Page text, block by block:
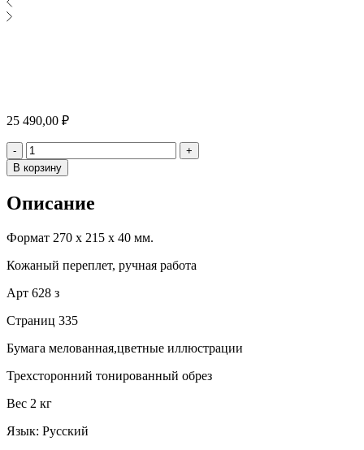
25 490,00 ₽
- Количество
+
В корзину
Описание
Формат 270 х 215 х 40 мм.
Кожаный переплет, ручная работа
Арт 628 з
Страниц 335
Бумага мелованная,цветные иллюстрации
Трехсторонний тонированный обрез
Вес 2 кг
Язык: Русский